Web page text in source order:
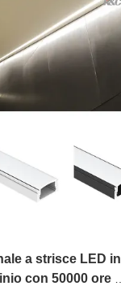
a strisce LED in
con 50000 ore di